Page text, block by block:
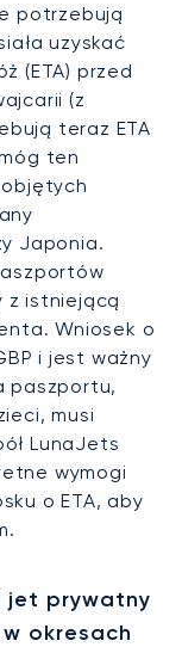
potrzebują
uzyskać
(ETA) przed
(z
teraz ETA
ten
Japonia.
z istniejącą
Wniosek o
i jest ważny
paszportu,
musi
LunaJets
wymogi
o ETA, aby
jet prywatny
okresach